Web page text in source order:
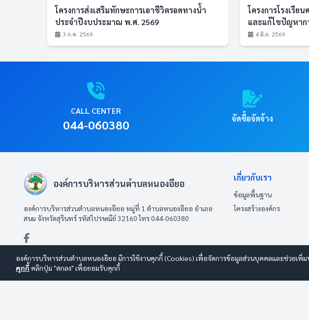
โครงการส่งเสริมทักษะการเอาชีวิตรอดทางน้ำ
ประจำปีงบประมาณ พ.ศ. 2569
3 ก.ค. 2569
โครงการโรงเรีย
และแก้ไขปัญหาก
4 มิ.ย. 2569
CALL CENTER
044-060380 จัดซื้อจัดจ้าง
องค์การบริหารส่วนตำบลหนองอียอ
องค์การบริหารส่วนตำบลหนองอียอ หมู่ที่ 1 ตำบลหนองอียอ อำเภอ
สนม จังหวัดสุรินทร์ รหัสไปรษณีย์ 32160 โทร 044-060380
เกี่ยวกับเรา
ข้อมูลพื้นฐาน
โครงสร้างองค์กร
องค์การบริหารส่วนตำบลหนองอียอ มีการใช้งานคุกกี้ (Cookies) เพื่อจัดการข้อมูลส่วนบุคคลและช่วยเพิ่
คุกกี้ คลิกปุ่ม "ตกลง" เพื่อยอมรับคุกกี้